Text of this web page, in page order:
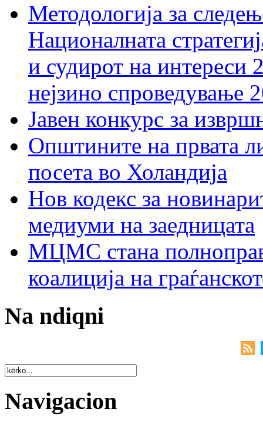
Методологија за
Националната
и судирот на интереси
нејзино спроведување
Јавен конкурс за
Општините на првата
посета во Холандија
Нов кодекс за
медиуми на заедницата
МЦМС стана
коалиција на
Na ndiqni
Navigacion